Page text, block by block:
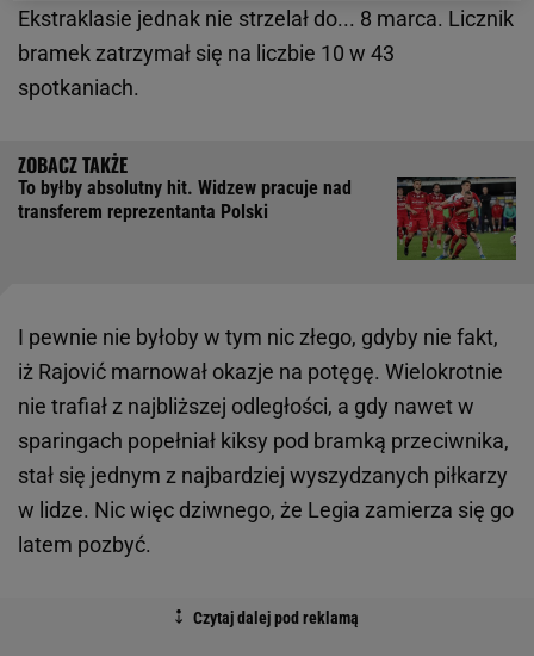
Ekstraklasie jednak nie strzelał do... 8 marca. Licznik
bramek zatrzymał się na liczbie 10 w 43
spotkaniach.
To byłby absolutny hit. Widzew pracuje nad
transferem reprezentanta Polski
I pewnie nie byłoby w tym nic złego, gdyby nie fakt,
iż Rajović marnował okazje na potęgę. Wielokrotnie
nie trafiał z najbliższej odległości, a gdy nawet w
sparingach popełniał kiksy pod bramką przeciwnika,
stał się jednym z najbardziej wyszydzanych piłkarzy
w lidze. Nic więc dziwnego, że Legia zamierza się go
latem pozbyć.